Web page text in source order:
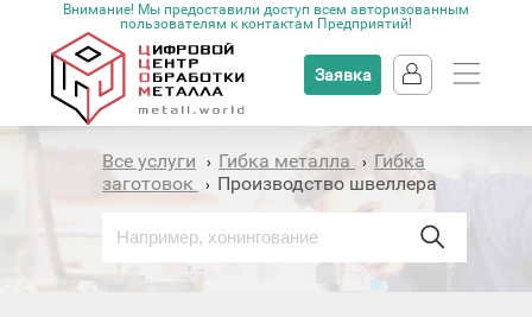
Внимание! Мы предоставили доступ всем авторизованным
пользователям к контактам Предприятий!
Заявка
Все услуги › Гибка металла › Гибка
заготовок
› Производство швеллера